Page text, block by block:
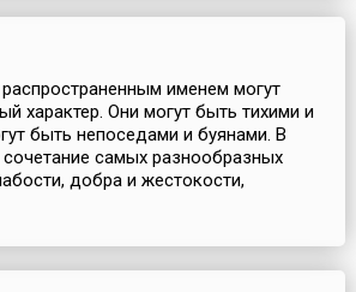
именем могут
характер. Они могут быть тихими и
быть непоседами и буянами. В
самых разнообразных
добра и жестокости,